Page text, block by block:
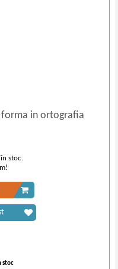
forma in ortografia
stoc
stoc.